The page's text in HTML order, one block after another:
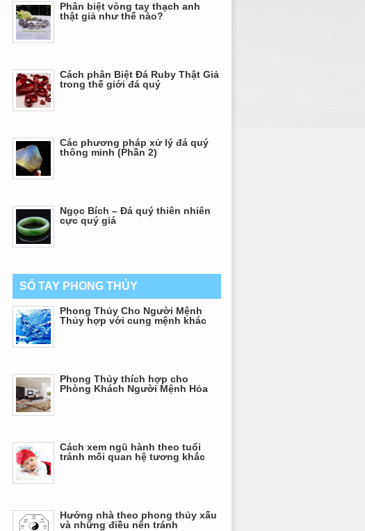
Phân biệt vòng tay thạch anh
thật giả như thế nào?
Cách phân Biệt Đá Ruby Thật Giả
trong thế giới đá quý
Các phương pháp xử lý đá quý
thông minh (Phần 2)
Ngọc Bích – Đá quý thiên nhiên
cực quý giá
SỔ TAY PHONG THỦY
Phong Thủy Cho Người Mệnh
Thủy hợp với cung mệnh khác
Phong Thủy thích hợp cho
Phòng Khách Người Mệnh Hỏa
Cách xem ngũ hành theo tuổi
tránh mối quan hệ tương khắc
Hướng nhà theo phong thủy xấu
và những điều nên tránh